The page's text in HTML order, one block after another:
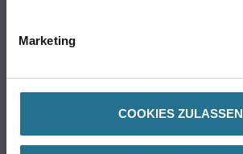
Marketing
COOKIES ZULASSEN
Wand- & Deckenbeläge
Werkzeug & Maschinen
Verbrauchsmaterialien
CMS Gruppe Company